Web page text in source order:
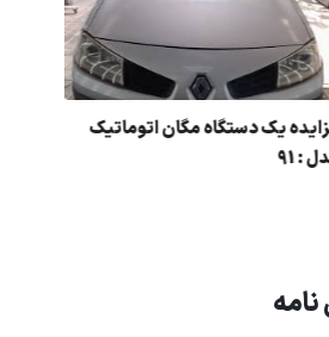
مزایده یک دستگاه مگان